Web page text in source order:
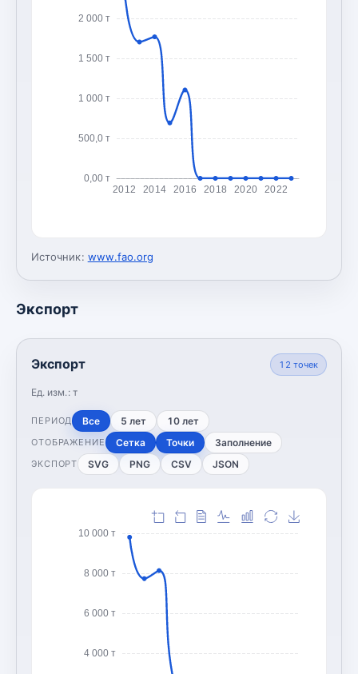
0,00 т
500,0 т
1 000 т
1 500 т
2 000 т
2012 2014 2016 2018 2020 2022
Источник: www.fao.org
Экспорт
Экспорт
Ед. изм.: т
12 точек
ПЕРИОД Все 5 лет 10 лет
ОТОБРАЖЕНИЕ Сетка Точки Заполнение
ЭКСПОРТ SVG PNG CSV JSON
4 000 т
6 000 т
8 000 т
10 000 т